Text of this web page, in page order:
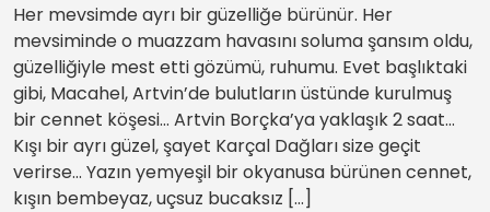
Her mevsimde ayrı bir güzelliğe bürünür. Her
mevsiminde o muazzam havasını soluma şansım oldu,
güzelliğiyle mest etti gözümü, ruhumu. Evet başlıktaki
gibi, Macahel, Artvin’de bulutların üstünde kurulmuş
bir cennet köşesi… Artvin Borçka’ya yaklaşık 2 saat…
Kışı bir ayrı güzel, şayet Karçal Dağları size geçit
verirse… Yazın yemyeşil bir okyanusa bürünen cennet,
kışın bembeyaz, uçsuz bucaksız […]